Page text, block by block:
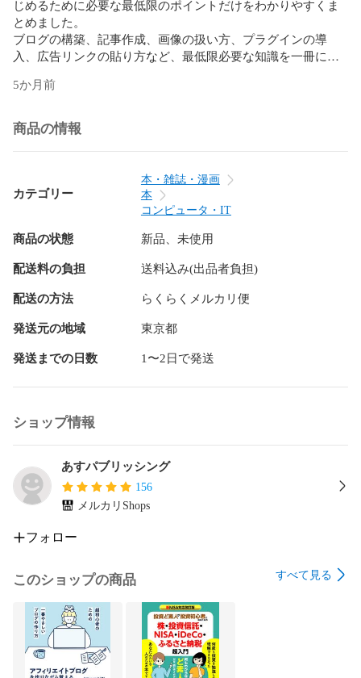
じめるために必要な最低限のポイントだけをわかりやすくま
とめました。
ブログの構築、記事作成、画像の扱い方、プラグインの導
入、広告リンクの貼り方など、最低限必要な知識を一冊に凝
「とりあえずブログをはじめてみたい!」という悩みを、この
★最初はお金をかけずにはじめられる★
本書ではLocalという無料ツールを使い、パソコンの中に練習
にお金を払う必要がありません。
ブログが完成してから契約する流れのため、初心者が感じや
すい
・途中で失敗したらどうしよう
・お金だけかかって終わったら困る
という不安を大きく減らせます。
オールカラーの紙面とわかりやすい画面説明で、どこをクリ
ックすればよいかがひと目でわかります。
専門用語はできるだけ使わず、パソコンが得意ではない方で
も読み進めやすい構成なので、はじめての方でも挫折しにく
い内容になっています。
5か月前
商品の情報
カテゴリー
本・雑誌・漫画
本
コンピュータ・IT
商品の状態 新品、未使用
配送料の負担 送料込み(出品者負担)
配送の方法 らくらくメルカリ便
発送元の地域 東京都
発送までの日数 1〜2日で発送
ショップ情報
あすパブリッシング
156
メルカリShops
フォロー
このショップの商品 すべて見る